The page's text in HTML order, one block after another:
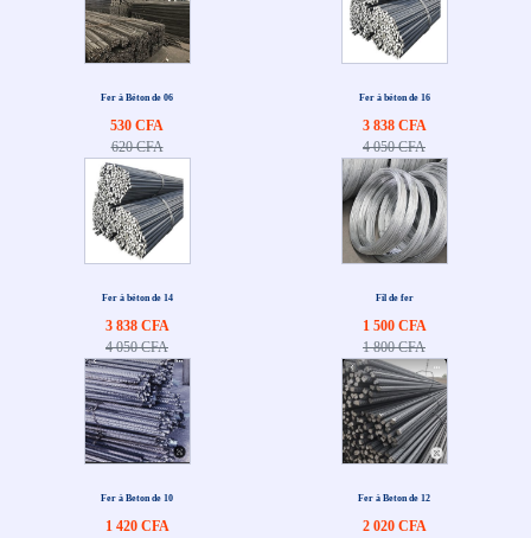
Fer à Béton de 06
530 CFA
620 CFA
Fer à béton de 16
3 838 CFA
4 050 CFA
Fer à béton de 14
3 838 CFA
4 050 CFA
Fil de fer
1 500 CFA
1 800 CFA
Fer à Beton de 10
1 420 CFA
Fer à Beton de 12
2 020 CFA